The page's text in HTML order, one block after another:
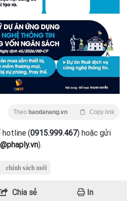
Theo baodanang.vn Copy link
hotline (0915.999.467) hoặc gửi
).
chính sách mới
Chia sẻ In